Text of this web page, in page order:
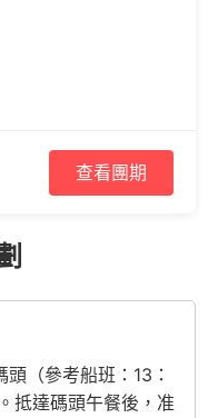
查看團期
（參考船班：13：
抵達碼頭午餐後，准